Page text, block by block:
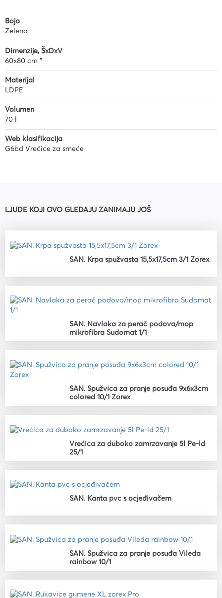
Boja
Zelena
Dimenzije, ŠxDxV
60x80 cm "
Materijal
LDPE
Volumen
70 l
Web klasifikacija
G6bd Vrećice za smeće
LJUDE KOJI OVO GLEDAJU ZANIMAJU JOŠ
SAN. Krpa spužvasta 15,5x17,5cm 3/1 Zorex
SAN. Navlaka za perač podova/mop
mikrofibra Sudomat 1/1
SAN. Spužvica za pranje posuđa 9x6x3cm
colored 10/1 Zorex
Vrećica za duboko zamrzavanje 5l Pe-ld
25/1
SAN. Kanta pvc s ocjeđivačem
SAN. Spužvica za pranje posuđa Vileda
rainbow 10/1